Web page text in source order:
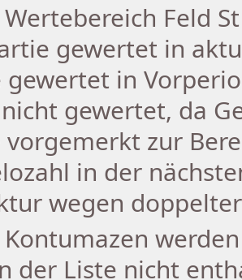
Wertebereich Feld
gewertet in
gewertet in
gewertet, da
vorgemerkt zur
in der
wegen
Kontumazen
der Liste nicht